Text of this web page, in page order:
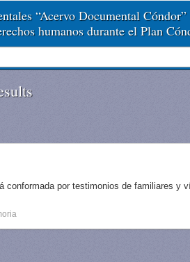
“Acervo Documental Cóndor”
humanos durante el Plan
conformada por testimonios de familiares